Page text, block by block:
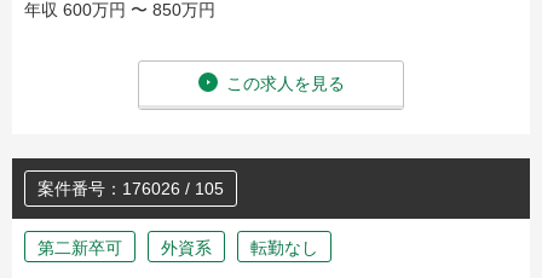
年収 600万円 〜 850万円
この求人を見る
案件番号：176026 / 105
第二新卒可 外資系 転勤なし